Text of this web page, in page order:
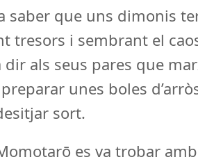
saber que uns dimonis
tresors i sembrant el
als seus pares que
unes boles
sort.
es va trobar